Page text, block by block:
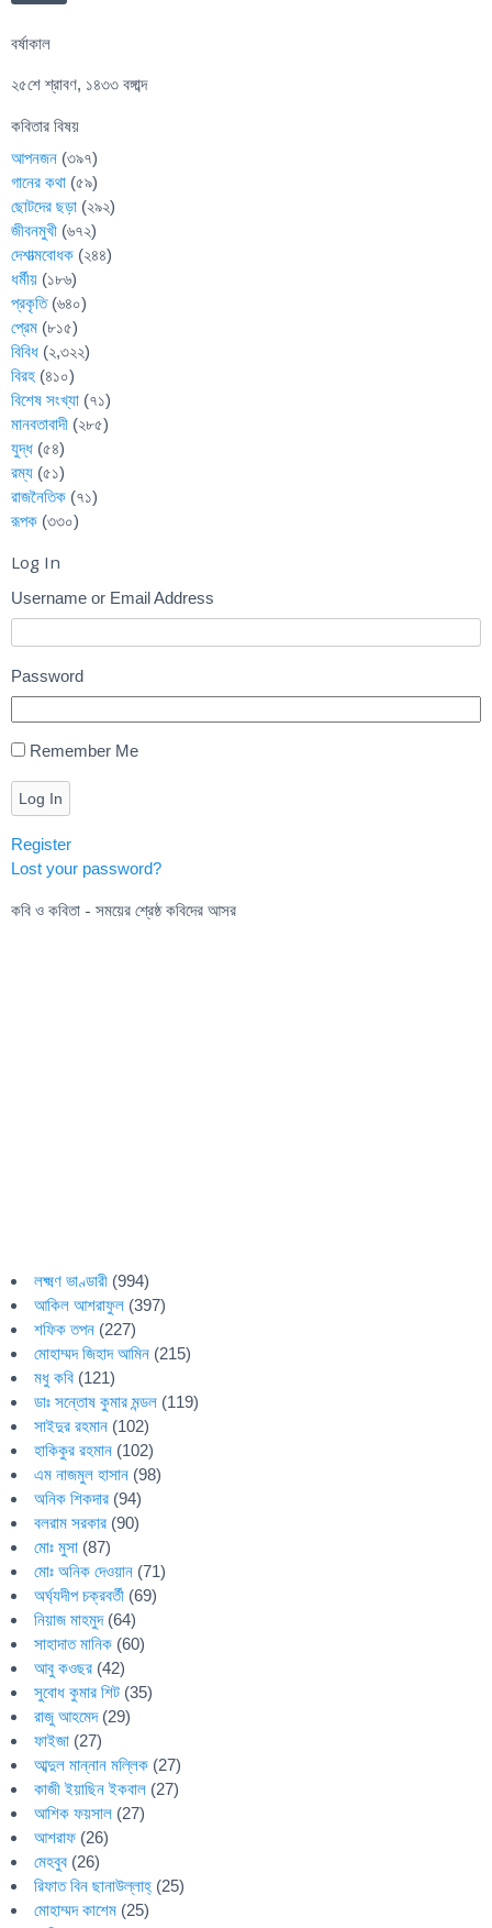
বর্ষাকাল
২৫শে শ্রাবণ, ১৪৩৩ বঙ্গাব্দ
কবিতার বিষয়
আপনজন (৩৯৭)
গানের কথা (৫৯)
ছোটদের ছড়া (২৯২)
জীবনমুখী (৬৭২)
দেশাত্মবোধক (২৪৪)
ধর্মীয় (১৮৬)
প্রকৃতি(৬৪০)
প্রেম (৮১৫)
বিবিধ (২,৩২২)
বিরহ (৪১০)
বিশেষ সংখ্যা (৭১)
মানবতাবাদী (২৮৫)
যুদ্ধ (৫৪)
রম্য (৫১)
রাজনৈতিক (৭১)
রূপক (৩৩০)
Log In
Username or Email Address
Password
Remember Me
Log In
Register
Lost your password?
কবি ও কবিতা - সময়ের শ্রেষ্ঠ কবিদের আসর
লক্ষ্মণ ভাণ্ডারী (994)
আকিল আশরাফুল (397)
শফিক তপন (227)
মোহাম্মদ জিহাদ আমিন (215)
মধু কবি (121)
ডাঃ সন্তোষ কুমার মন্ডল (119)
সাইদুর রহমান (102)
হাকিকুর রহমান (102)
এম নাজমুল হাসান (98)
অনিক শিকদার (94)
বলরাম সরকার (90)
মোঃ মুসা (87)
মোঃ অনিক দেওয়ান (71)
অর্ঘ্যদীপ চক্রবর্তী (69)
নিয়াজ মাহমুদ(64)
সাহাদাত মানিক (60)
আবু কওছর (42)
সুবোধ কুমার শিট (35)
রাজু আহমেদ(29)
ফাইজা (27)
আব্দুল মান্নান মল্লিক (27)
কাজী ইয়াছিন ইকবাল (27)
আশিক ফয়সাল (27)
আশরাফ (26)
মেহবুব (26)
রিফাত বিন ছানাউল্লাহ্ (25)
মোহাম্মদ কাশেম (25)